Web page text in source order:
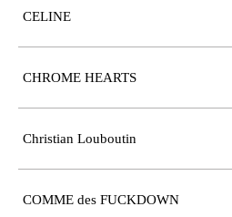
CELINE
CHROME HEARTS
Christian Louboutin
COMME des FUCKDOWN